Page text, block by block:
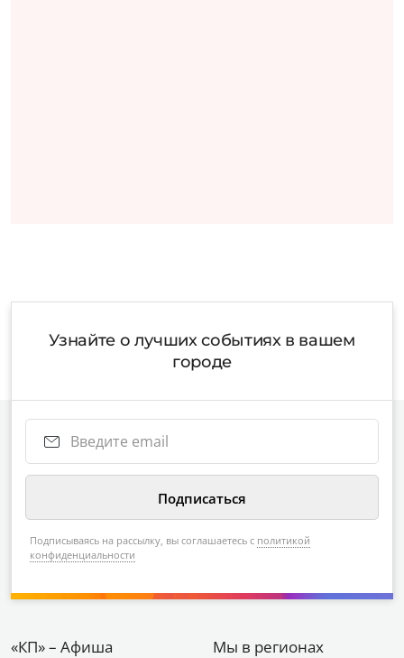
Узнайте о лучших событиях в вашем
городе
Подписываясь на рассылку, вы соглашаетесь с политикой
конфиденциальности
«КП» – Афиша Мы в регионах